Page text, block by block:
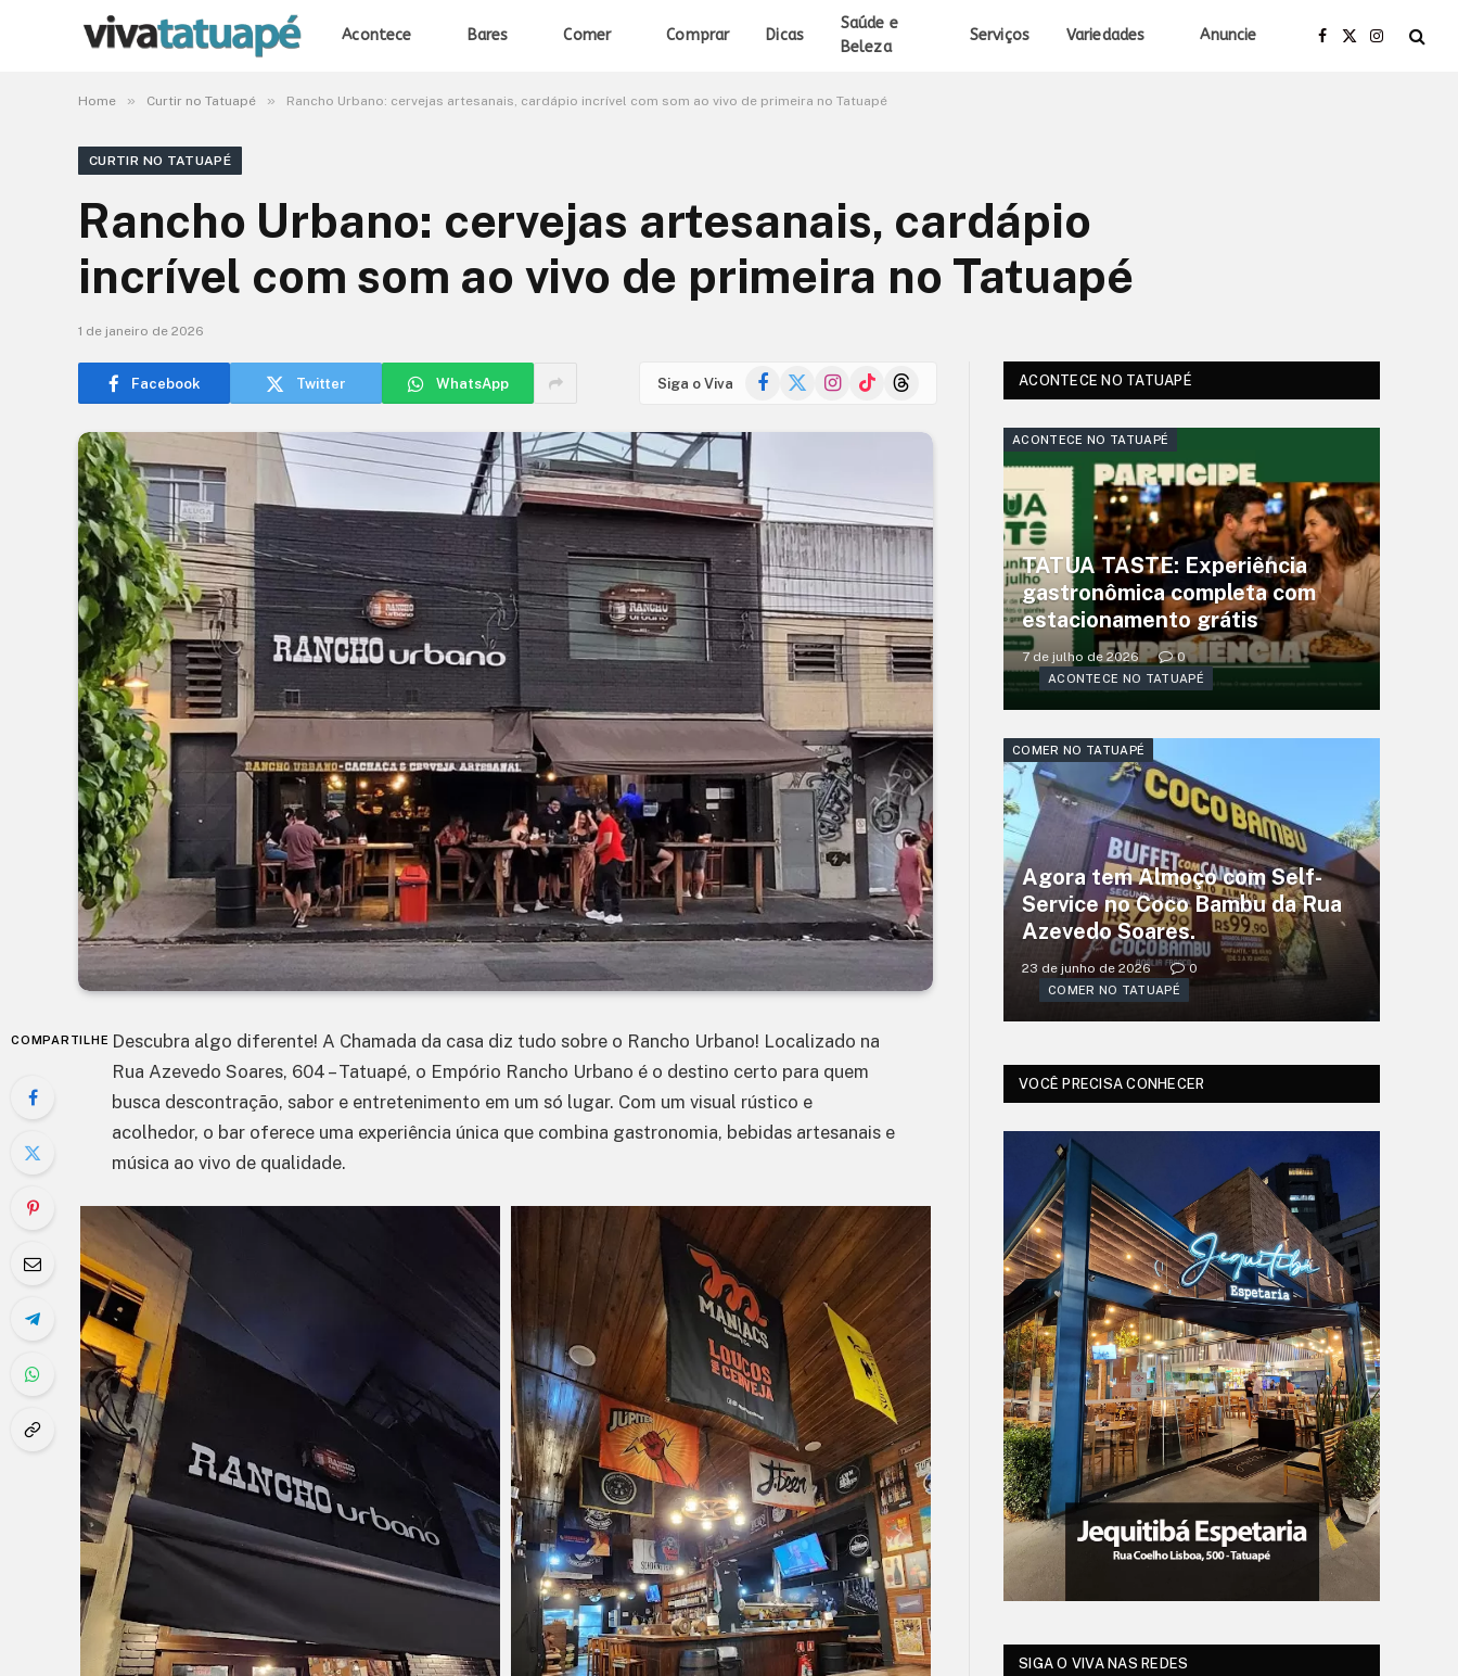
Acontece Bares Comer Comprar Dicas
Saúde e
Beleza
Serviços Variedades Anuncie
Facebook
X
Instagram
Home » Curtir no Tatuapé » Rancho Urbano: cervejas artesanais, cardápio incrível com som ao vivo de primeira no Tatuapé
CURTIR NO TATUAPÉ
Rancho Urbano: cervejas artesanais, cardápio
incrível com som ao vivo de primeira no Tatuapé
1 de janeiro de 2026
Facebook Twitter WhatsApp Siga o Viva Facebook
X
InstagramTikTokThreads
COMPARTILHE Descubra algo diferente! A Chamada da casa diz tudo sobre o Rancho Urbano! Localizado na
Rua Azevedo Soares, 604 – Tatuapé, o Empório Rancho Urbano é o destino certo para quem
busca descontração, sabor e entretenimento em um só lugar. Com um visual rústico e
acolhedor, o bar oferece uma experiência única que combina gastronomia, bebidas artesanais e
música ao vivo de qualidade.
ACONTECE NO TATUAPÉ
ACONTECE NO TATUAPÉ
TATUA TASTE: Experiência
gastronômica completa com
estacionamento grátis
7 de julho de 2026 0
ACONTECE NO TATUAPÉ
COMER NO TATUAPÉ
Agora tem Almoço com Self-
Service no Coco Bambu da Rua
Azevedo Soares.
23 de junho de 2026 0
COMER NO TATUAPÉ
VOCÊ PRECISA CONHECER
SIGA O VIVA NAS REDES